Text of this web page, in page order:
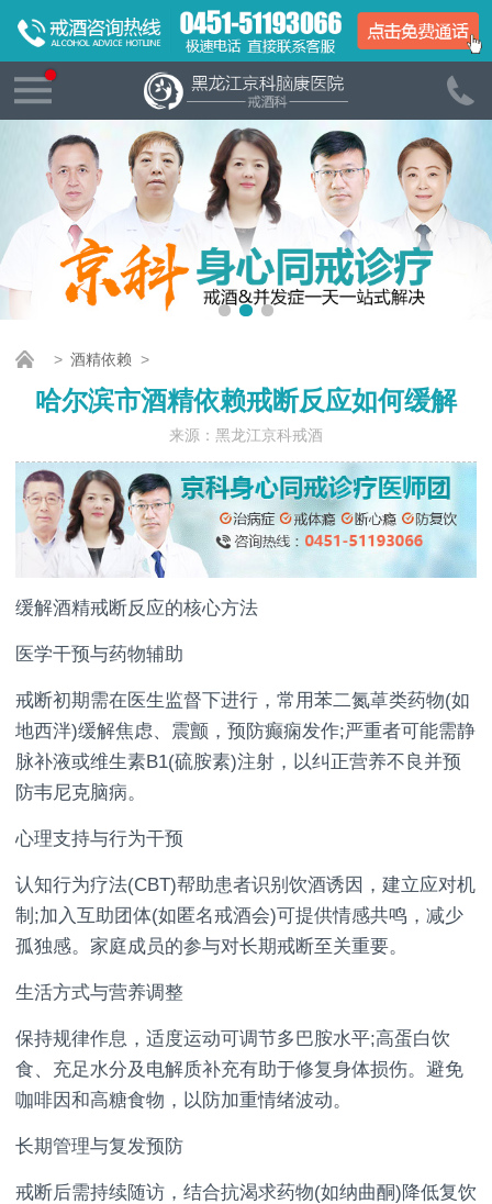
> 酒精依赖 >
哈尔滨市酒精依赖戒断反应如何缓解
来源：黑龙江京科戒酒
缓解酒精戒断反应的核心方法
医学干预与药物辅助
戒断初期需在医生监督下进行，常用苯二氮䓬类药物(如
地西泮)缓解焦虑、震颤，预防癫痫发作;严重者可能需静
脉补液或维生素B1(硫胺素)注射，以纠正营养不良并预
防韦尼克脑病。
心理支持与行为干预
认知行为疗法(CBT)帮助患者识别饮酒诱因，建立应对机
制;加入互助团体(如匿名戒酒会)可提供情感共鸣，减少
孤独感。家庭成员的参与对长期戒断至关重要。
生活方式与营养调整
保持规律作息，适度运动可调节多巴胺水平;高蛋白饮
食、充足水分及电解质补充有助于修复身体损伤。避免
咖啡因和高糖食物，以防加重情绪波动。
长期管理与复发预防
戒断后需持续随访，结合抗渴求药物(如纳曲酮)降低复饮